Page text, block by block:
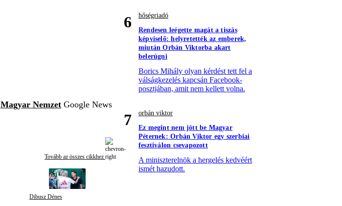
Magyar Nemzet Google News
Tovább az összes cikkhez
Dibusz Dénes
6
hőségriadó
Rendesen leégette magát a tiszás
képviselő: helyretették az emberek,
miután Orbán Viktorba akart
belerúgni
Borics Mihály olyan kérdést tett fel a
válságkezelés kapcsán Facebook-
posztjában, amit nem kellett volna.
7
orbán viktor
Ez megint nem jött be Magyar
Péternek: Orbán Viktor egy szerbiai
fesztiválon csevapozott
A miniszterelnök a hergelés kedvéért
ismét hazudott.